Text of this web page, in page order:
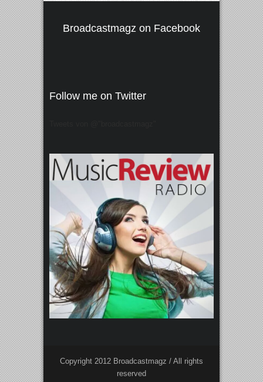
Broadcastmagz on Facebook
Follow me on Twitter
Copyright 2012 Broadcastmagz / All rights
reserved